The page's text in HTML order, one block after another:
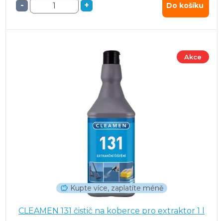
- + Do košíku
Akce
Kupte více, zaplatíte méně
CLEAMEN 131 čistič na koberce pro extraktor 1 l